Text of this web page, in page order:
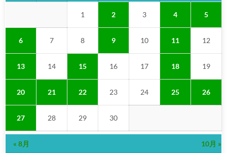
1 2 3 4 5
6 7 8 9 10 11 12
13 14 15 16 17 18 19
20 21 22 23 24 25 26
27 28 29 30
« 8月 10月 »